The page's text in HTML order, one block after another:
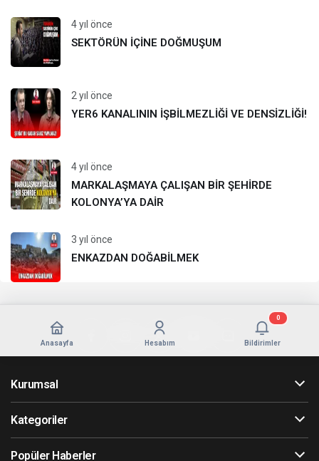
4 yıl önce
SEKTÖRÜN İÇİNE DOĞMUŞUM
2 yıl önce
YER6 KANALININ İŞBİLMEZLİĞİ VE DENSİZLİĞİ!
4 yıl önce
MARKALAŞMAYA ÇALIŞAN BİR ŞEHİRDE
KOLONYA’YA DAİR
3 yıl önce
ENKAZDAN DOĞABİLMEK
Anasayfa Hesabım Bildirimler
0
Kurumsal
Kategoriler
Popüler Haberler